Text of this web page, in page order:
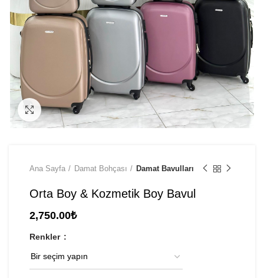
Click to enlarge
Ana Sayfa Damat Bohçası Damat Bavulları
Orta Boy & Kozmetik Boy Bavul
2,750.00₺
Renkler